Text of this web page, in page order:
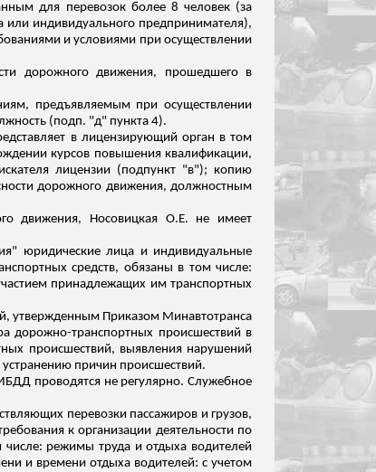
для перевозок более 8 человек (за
или индивидуального предпринимателя),
и условиями при осуществлении
дорожного движения, прошедшего в
предъявляемым при осуществлении
(подп. "д" пункта 4).
в лицензирующий орган в том
курсов повышения квалификации,
лицензии (подпункт "в"); копию
дорожного движения, должностным
движения, Носовицкая О.Е. не имеет
юридические лица и индивидуальные
средств, обязаны в том числе:
принадлежащих им транспортных
утвержденным Приказом Минавтотранса
дорожно-транспортных происшествий в
происшествий, выявления нарушений
устранению причин происшествий.
БДД проводятся не регулярно. Служебное
перевозки пассажиров и грузов,
к организации деятельности по
числе: режимы труда и отдыха водителей
и времени отдыха водителей: с учетом